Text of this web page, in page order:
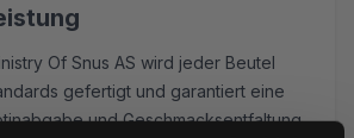
Of Snus AS wird jeder Beutel
gefertigt und garantiert eine
und Geschmacksentfaltung.